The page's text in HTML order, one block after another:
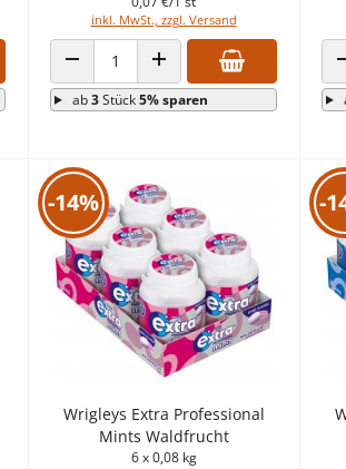
inkl. MwSt., zzgl. Versand
ANZAHL VERRINGERNANZAHL ERHÖHEN
ab3Stück5% sparen
-14%
Wrigleys Extra Professional
Mints Waldfrucht
6 x 0,08 kg
-